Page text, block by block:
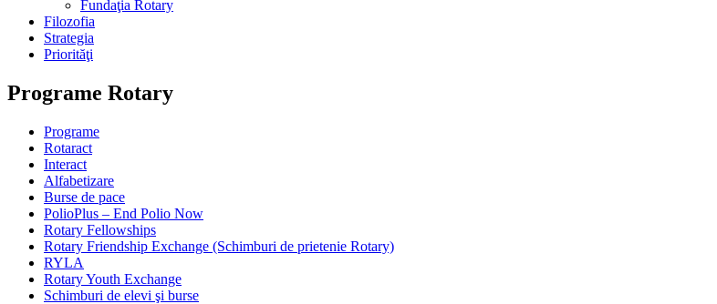
Fundaţia Rotary
Filozofia
Strategia
Priorităţi
Programe Rotary
Programe
Rotaract
Interact
Alfabetizare
Burse de pace
PolioPlus – End Polio Now
Rotary Fellowships
Rotary Friendship Exchange (Schimburi de prietenie Rotary)
RYLA
Rotary Youth Exchange
Schimburi de elevi şi burse